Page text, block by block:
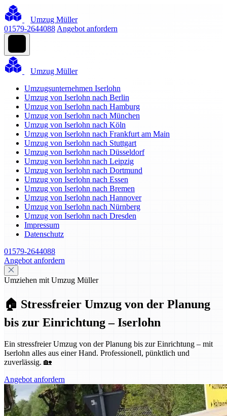
Umzug Müller
01579-2644088 Angebot anfordern
Umzug Müller
Umzugsunternehmen Iserlohn
Umzug von Iserlohn nach Berlin
Umzug von Iserlohn nach Hamburg
Umzug von Iserlohn nach München
Umzug von Iserlohn nach Köln
Umzug von Iserlohn nach Frankfurt am Main
Umzug von Iserlohn nach Stuttgart
Umzug von Iserlohn nach Düsseldorf
Umzug von Iserlohn nach Leipzig
Umzug von Iserlohn nach Dortmund
Umzug von Iserlohn nach Essen
Umzug von Iserlohn nach Bremen
Umzug von Iserlohn nach Hannover
Umzug von Iserlohn nach Nürnberg
Umzug von Iserlohn nach Dresden
Impressum
Datenschutz
01579-2644088
Angebot anfordern
Umziehen mit Umzug Müller
🏠 Stressfreier Umzug von der Planung
bis zur Einrichtung – Iserlohn
Ein stressfreier Umzug von der Planung bis zur Einrichtung – mit
Iserlohn alles aus einer Hand. Professionell, pünktlich und
zuverlässig. 🏡
Angebot anfordern